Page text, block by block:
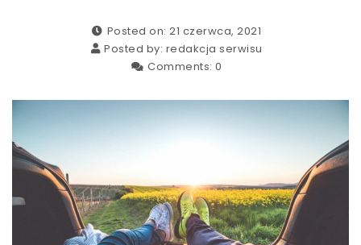
Posted on: 21 czerwca, 2021
Posted by: redakcja serwisu
Comments: 0